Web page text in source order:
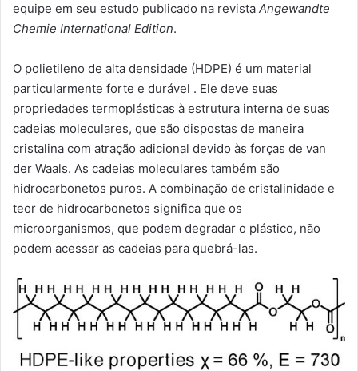
equipe em seu estudo publicado na revista Angewandte
Chemie International Edition.
O polietileno de alta densidade (HDPE) é um material
particularmente forte e durável . Ele deve suas
propriedades termoplásticas à estrutura interna de suas
cadeias moleculares, que são dispostas de maneira
cristalina com atração adicional devido às forças de van
der Waals. As cadeias moleculares também são
hidrocarbonetos puros. A combinação de cristalinidade e
teor de hidrocarbonetos significa que os
microorganismos, que podem degradar o plástico, não
podem acessar as cadeias para quebrá-las.